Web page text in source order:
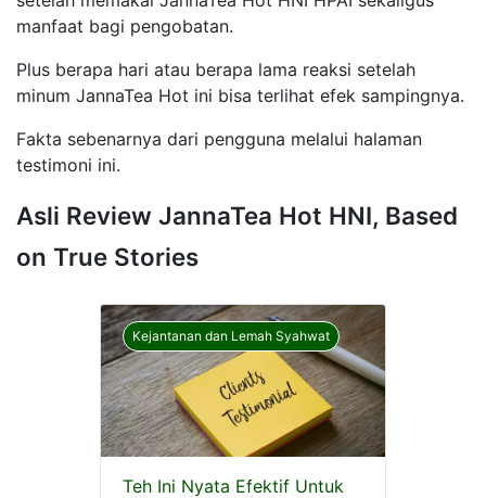
manfaat bagi pengobatan.
Plus berapa hari atau berapa lama reaksi setelah
minum JannaTea Hot ini bisa terlihat efek sampingnya.
Fakta sebenarnya dari pengguna melalui halaman
testimoni ini.
Asli Review JannaTea Hot HNI, Based
on True Stories
Kejantanan dan Lemah Syahwat
Teh Ini Nyata Efektif Untuk